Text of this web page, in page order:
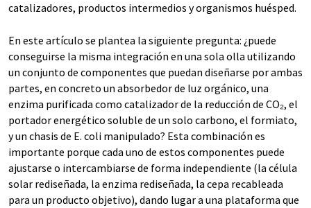
catalizadores, productos intermedios y organismos huésped.
En este artículo se plantea la siguiente pregunta: ¿puede
conseguirse la misma integración en una sola olla utilizando
un conjunto de componentes que puedan diseñarse por ambas
partes, en concreto un absorbedor de luz orgánico, una
enzima purificada como catalizador de la reducción de CO₂, el
portador energético soluble de un solo carbono, el formiato,
y un chasis de E. coli manipulado? Esta combinación es
importante porque cada uno de estos componentes puede
ajustarse o intercambiarse de forma independiente (la célula
solar rediseñada, la enzima rediseñada, la cepa recableada
para un producto objetivo), dando lugar a una plataforma que